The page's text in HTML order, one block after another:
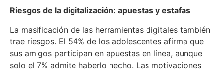
Riesgos de la digitalización: apuestas y estafas
La masificación de las herramientas digitales también
trae riesgos. El 54% de los adolescentes afirma que
sus amigos participan en apuestas en línea, aunque
solo el 7% admite haberlo hecho. Las motivaciones